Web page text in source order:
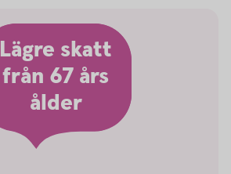
Lägre skatt
från 67 års
ålder